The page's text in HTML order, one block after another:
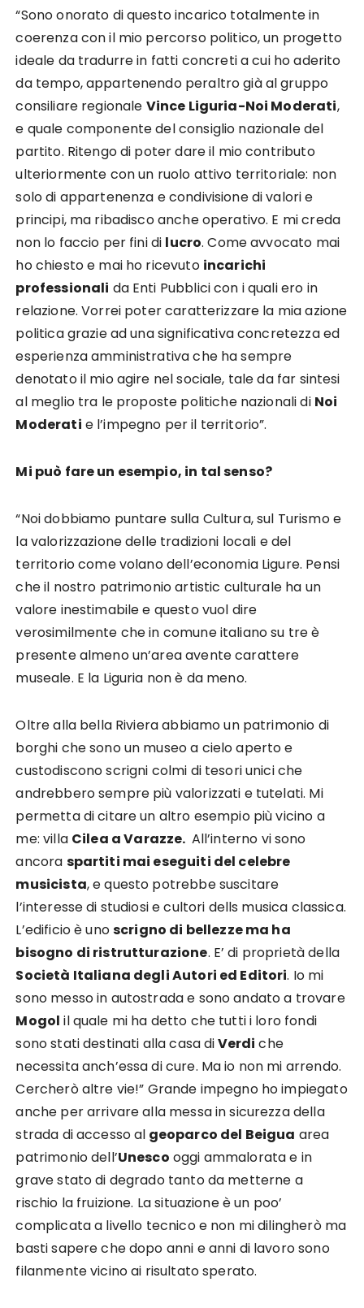
“Sono onorato di questo incarico totalmente in
coerenza con il mio percorso politico, un progetto
ideale da tradurre in fatti concreti a cui ho aderito
da tempo, appartenendo peraltro già al gruppo
consiliare regionale Vince Liguria-Noi Moderati,
e quale componente del consiglio nazionale del
partito. Ritengo di poter dare il mio contributo
ulteriormente con un ruolo attivo territoriale: non
solo di appartenenza e condivisione di valori e
principi, ma ribadisco anche operativo. E mi creda
non lo faccio per fini di lucro. Come avvocato mai
ho chiesto e mai ho ricevuto incarichi
professionali da Enti Pubblici con i quali ero in
relazione. Vorrei poter caratterizzare la mia azione
politica grazie ad una significativa concretezza ed
esperienza amministrativa che ha sempre
denotato il mio agire nel sociale, tale da far sintesi
al meglio tra le proposte politiche nazionali di Noi
Moderati e l’impegno per il territorio”.
Mi può fare un esempio, in tal senso?
“Noi dobbiamo puntare sulla Cultura, sul Turismo e
la valorizzazione delle tradizioni locali e del
territorio come volano dell’economia Ligure. Pensi
che il nostro patrimonio artistic culturale ha un
valore inestimabile e questo vuol dire
verosimilmente che in comune italiano su tre è
presente almeno un’area avente carattere
museale. E la Liguria non è da meno.
Oltre alla bella Riviera abbiamo un patrimonio di
borghi che sono un museo a cielo aperto e
custodiscono scrigni colmi di tesori unici che
andrebbero sempre più valorizzati e tutelati. Mi
permetta di citare un altro esempio più vicino a
me: villa Cilea a Varazze. All’interno vi sono
ancora spartiti mai eseguiti del celebre
musicista, e questo potrebbe suscitare
l’interesse di studiosi e cultori dells musica classica.
L’edificio è unoscrigno di bellezze ma ha
bisogno di ristrutturazione. E’ di proprietà della
Società Italiana degli Autori ed Editori. Io mi
sono messo in autostrada e sono andato a trovare
Mogol il quale mi ha detto che tutti i loro fondi
sono stati destinati alla casa diVerdi che
necessita anch’essa di cure. Ma io non mi arrendo.
Cercherò altre vie!” Grande impegno ho impiegato
anche per arrivare alla messa in sicurezza della
strada di accesso al geoparco del Beigua area
patrimonio dell’Unesco oggi ammalorata e in
grave stato di degrado tanto da metterne a
rischio la fruizione. La situazione è un poo’
complicata a livello tecnico e non mi dilingherò ma
basti sapere che dopo anni e anni di lavoro sono
filanmente vicino ai risultato sperato.